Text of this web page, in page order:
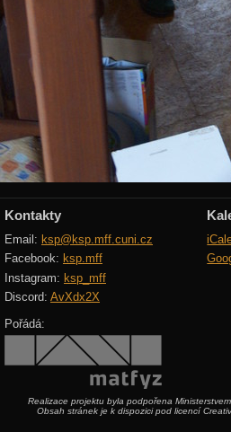
Kontakty
Email: ksp@ksp.mff.cuni.cz
Facebook: ksp.mff
Instagram: ksp_mff
Discord: AvXdx2X
Pořádá:
Realizace projektu byla podpořena
Obsah stránek je k dispozici pod licencí